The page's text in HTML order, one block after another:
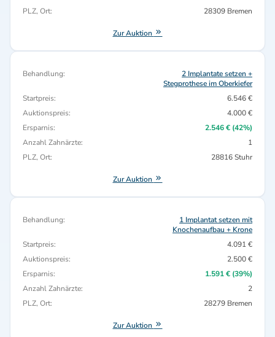
PLZ, Ort:
28309 Bremen
Zur Auktion
Behandlung:
2 Implantate setzen +
Stegprothese im Oberkiefer
Startpreis:
6.546 €
Auktionspreis:
4.000 €
Ersparnis:
2.546 € (42%)
Anzahl Zahnärzte:
1
PLZ, Ort:
28816 Stuhr
Zur Auktion
Behandlung:
1 Implantat setzen mit
Knochenaufbau + Krone
Startpreis:
4.091 €
Auktionspreis:
2.500 €
Ersparnis:
1.591 € (39%)
Anzahl Zahnärzte:
2
PLZ, Ort:
28279 Bremen
Zur Auktion